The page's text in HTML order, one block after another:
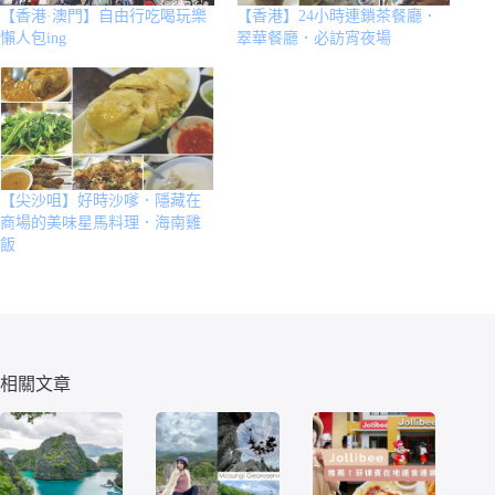
【香港·澳門】自由行吃喝玩樂
懶人包ing
【香港】24小時連鎖茶餐廳．
翠華餐廳．必訪宵夜場
【尖沙咀】好時沙嗲．隱藏在
商場的美味星馬料理．海南雞
飯
相關文章